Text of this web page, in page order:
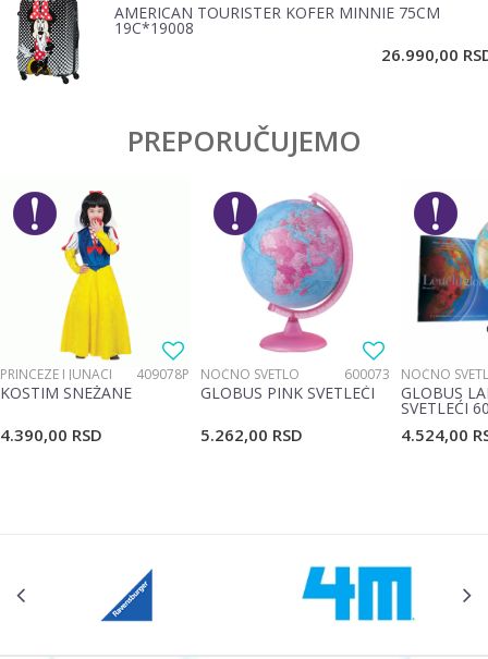
AMERICAN TOURISTER KOFER MINNIE 75CM
19C*19008
26.990,00
PREPORUČUJEMO
PRINCEZE I JUNACI 409078P
KOSTIM SNEŽANE
4.390,00 RSD
NOĆNO SVETLO 600073
GLOBUS PINK SVETLEĆI
5.262,00 RSD
NOĆNO
GLOBUS
SVETLEĆI
4.524,00